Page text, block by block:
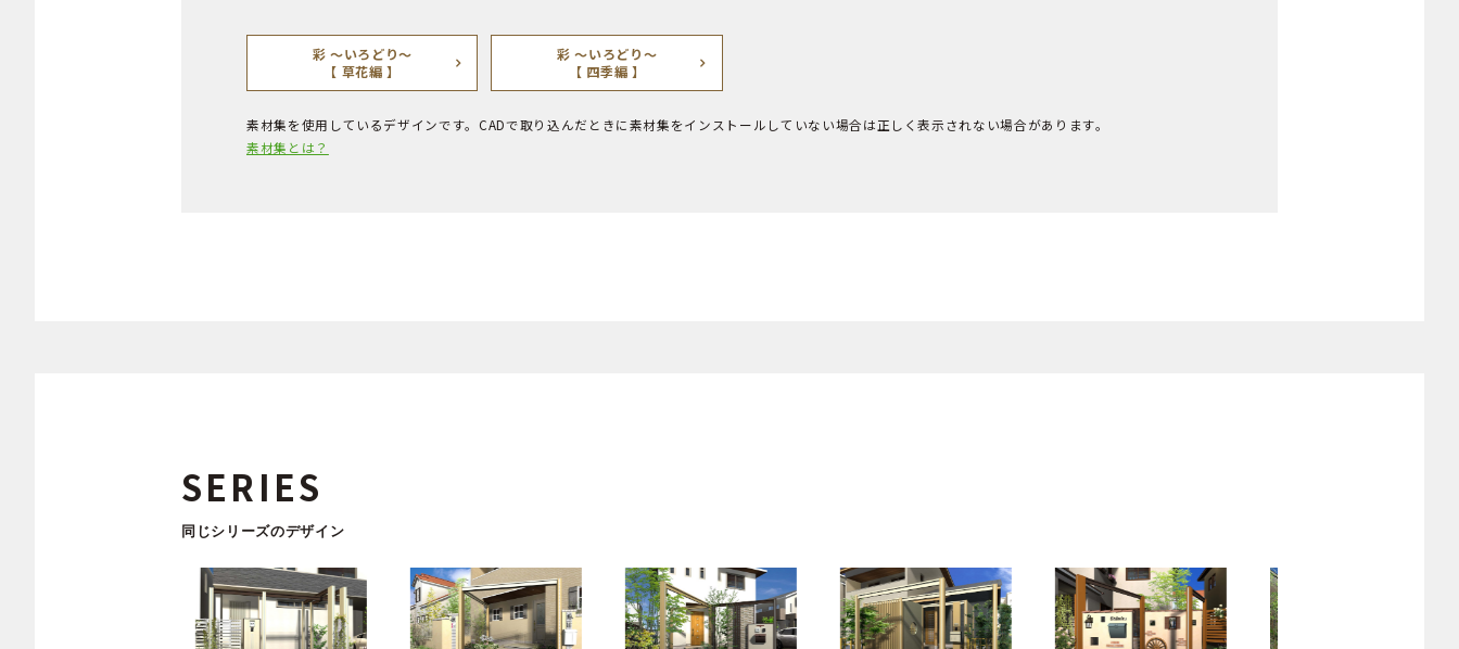
彩 ～いろどり～
【 草花編 】
彩 ～いろどり～
【 四季編 】
素材集を使用しているデザインです。CADで取り込んだときに素材集をインストールしていない場合は正しく表示されない場合があります。
素材集とは？
SERIES
同じシリーズのデザイン